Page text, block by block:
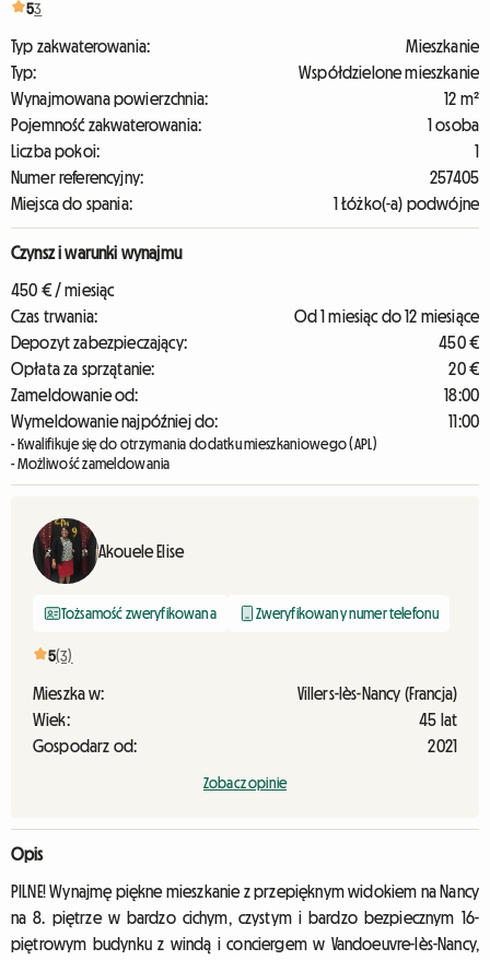
53
Typ zakwaterowania:
Mieszkanie
Typ:
Współdzielone mieszkanie
Wynajmowana powierzchnia:
12 m²
Pojemność zakwaterowania:
1 osoba
Liczba pokoi:
1
Numer referencyjny:
257405
Miejsca do spania:
1 Łóżko(-a) podwójne
Czynsz i warunki wynajmu
450 € / miesiąc
Czas trwania:
Od 1 miesiąc do 12 miesiące
Depozyt zabezpieczający:
450 €
Opłata za sprzątanie:
20 €
Zameldowanie od:
18:00
Wymeldowanie najpóźniej do:
11:00
- Kwalifikuje się do otrzymania dodatku mieszkaniowego (APL)
- Możliwość zameldowania
Akouele Elise
Tożsamość zweryfikowana Zweryfikowany numer telefonu
5(3)
Mieszka w:
Villers-lès-Nancy (Francja)
Wiek:
45 lat
Gospodarz od:
2021
Zobacz opinie
Opis
PILNE! Wynajmę piękne mieszkanie z przepięknym widokiem na Nancy
na 8. piętrze w bardzo cichym, czystym i bardzo bezpiecznym 16-
piętrowym budynku z windą i conciergem w Vandoeuvre-lès-Nancy,